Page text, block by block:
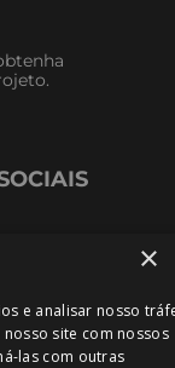
×
e analisar nosso
site com nossos
las com outras